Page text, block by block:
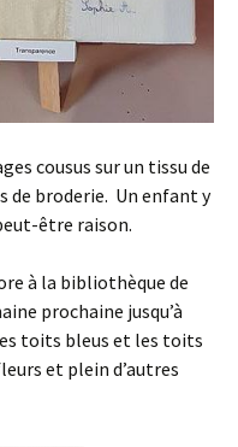
cousus sur un tissu de
de broderie. Un enfant y
être raison.
à la bibliothèque de
prochaine jusqu’à
toits bleus et les toits
et plein d’autres